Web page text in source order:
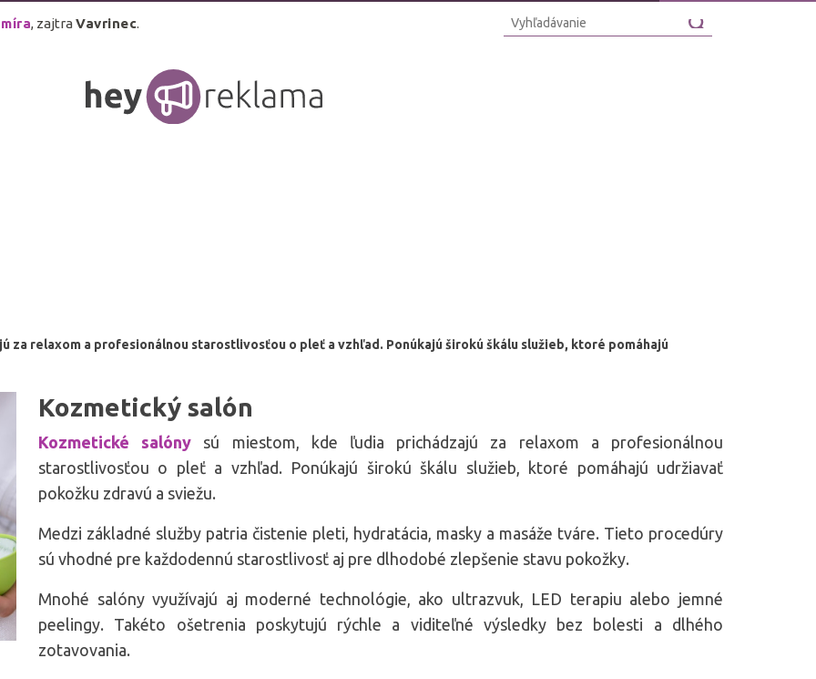
, zajtraVavrinec.
za relaxom a profesionálnou starostlivosťou o pleť a vzhľad. Ponúkajú širokú škálu služieb, ktoré pomáhajú
Kozmetický salón
Kozmetické salóny sú miestom, kde ľudia prichádzajú za relaxom a profesionálnou
starostlivosťou o pleť a vzhľad. Ponúkajú širokú škálu služieb, ktoré pomáhajú udržiavať
pokožku zdravú a sviežu.
Medzi základné služby patria čistenie pleti, hydratácia, masky a masáže tváre. Tieto procedúry
sú vhodné pre každodennú starostlivosť aj pre dlhodobé zlepšenie stavu pokožky.
Mnohé salóny využívajú aj moderné technológie, ako ultrazvuk, LED terapiu alebo jemné
peelingy. Takéto ošetrenia poskytujú rýchle a viditeľné výsledky bez bolesti a dlhého
zotavovania.